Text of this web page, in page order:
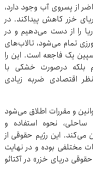
حاضر از پسروی آب وجود دارد،
سطح آب دریای خزر کاهش پیداکند. در
مساحت دریا را از دست می‌دهیم و در
تمام می‌شود، تالاب‌های
یک فاجعه است. این را
بلکه درصورت خشکی با
اقتصادی ضربه زیادی
و مقررات اطلاق می‌شود
نحوه استفاده و
می‌کند. این رژیم حقوقی از
مختلفی بوده و در نهایت
حقوقی دریای خزر» در آکتائو